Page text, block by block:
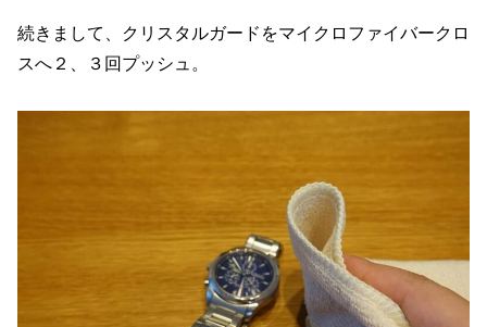
続きまして、クリスタルガードをマイクロファイバークロ
スへ２、３回プッシュ。